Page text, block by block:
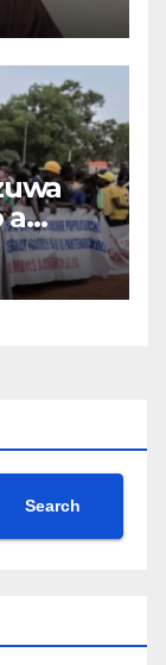
a
Search